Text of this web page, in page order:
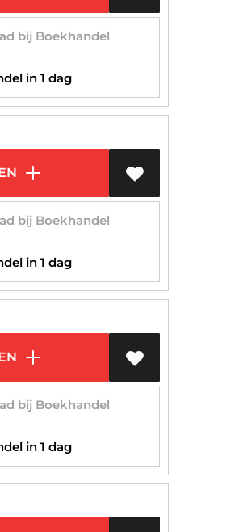
bij Boekhandel
in 1 dag
bij Boekhandel
in 1 dag
bij Boekhandel
in 1 dag